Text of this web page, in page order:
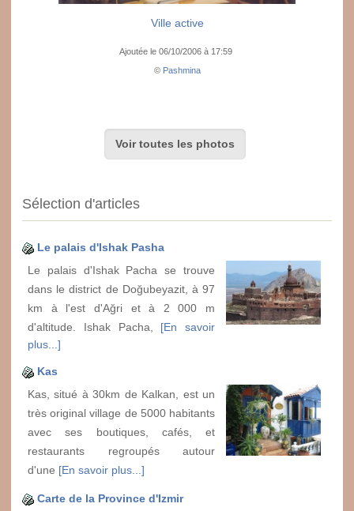
Ville active
Ajoutée le 06/10/2006 à 17:59
© Pashmina
Voir toutes les photos
Sélection d'articles
Le palais d'Ishak Pasha
Le palais d'Ishak Pacha se trouve
dans le district de Doğubeyazit, à 97
km à l'est d'Ağri et à 2 000 m
d'altitude. Ishak Pacha, [En savoir
plus...]
Kas
Kas, situé à 30km de Kalkan, est un
très original village de 5000 habitants
avec ses boutiques, cafés, et
restaurants regroupés autour
d'une [En savoir plus...]
Carte de la Province d'Izmir